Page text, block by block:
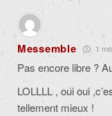
Messemble 1
Pas encore libre ?
LOLLLL , oui oui
tellement mieux !